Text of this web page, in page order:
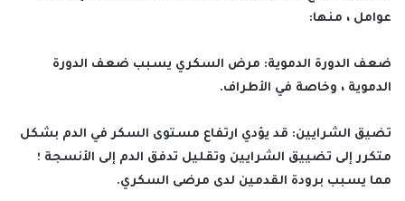
عوامل ، منها:
ضعف الدورة الدموية: مرض السكري يسبب ضعف الدورة
الدموية ، وخاصة في الأطراف.
تضيق الشرايين: قد يؤدي ارتفاع مستوى السكر في الدم بشكل
متكرر إلى تضييق الشرايين وتقليل تدفق الدم إلى الأنسجة ؛
مما يسبب برودة القدمين لدى مرضى السكري.